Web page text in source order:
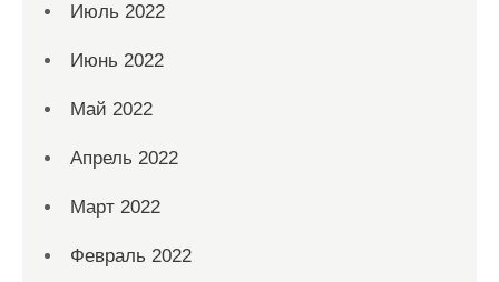
Июль 2022
Июнь 2022
Май 2022
Апрель 2022
Март 2022
Февраль 2022